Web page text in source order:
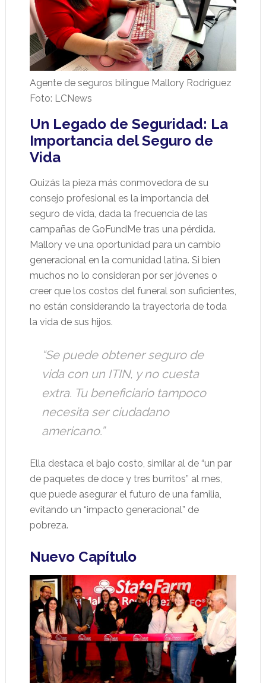
Agente de seguros bilingue Mallory Rodriguez
Foto: LCNews
Un Legado de Seguridad: La
Importancia del Seguro de
Vida
Quizás la pieza más conmovedora de su
consejo profesional es la importancia del
seguro de vida, dada la frecuencia de las
campañas de GoFundMe tras una pérdida.
Mallory ve una oportunidad para un cambio
generacional en la comunidad latina. Si bien
muchos no lo consideran por ser jóvenes o
creer que los costos del funeral son suficientes,
no están considerando la trayectoria de toda
la vida de sus hijos.
“Se puede obtener seguro de
vida con un ITIN, y no cuesta
extra. Tu beneficiario tampoco
necesita ser ciudadano
americano.”
Ella destaca el bajo costo, similar al de “un par
de paquetes de doce y tres burritos” al mes,
que puede asegurar el futuro de una familia,
evitando un “impacto generacional” de
pobreza.
Nuevo Capítulo